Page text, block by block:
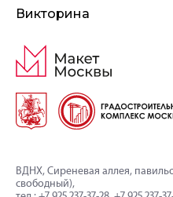
Викторина
ВДНХ, Сиреневая аллея,
свободный),